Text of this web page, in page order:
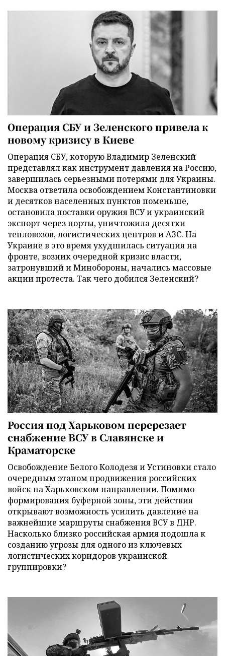
Операция СБУ и Зеленского привела к
новому кризису в Киеве
Операция СБУ, которую Владимир Зеленский
представлял как инструмент давления на Россию,
завершилась серьезными потерями для Украины.
Москва ответила освобождением Константиновки
и десятков населенных пунктов поменьше,
остановила поставки оружия ВСУ и украинский
экспорт через порты, уничтожила десятки
тепловозов, логистических центров и АЗС. На
Украине в это время ухудшилась ситуация на
фронте, возник очередной кризис власти,
затронувший и Минобороны, начались массовые
акции протеста. Так чего добился Зеленский?
Россия под Харьковом перерезает
снабжение ВСУ в Славянске и
Краматорске
Освобождение Белого Колодезя и Устиновки стало
очередным этапом продвижения российских
войск на Харьковском направлении. Помимо
формирования буферной зоны, эти действия
открывают возможность усилить давление на
важнейшие маршруты снабжения ВСУ в ДНР.
Насколько близко российская армия подошла к
созданию угрозы для одного из ключевых
логистических коридоров украинской
группировки?